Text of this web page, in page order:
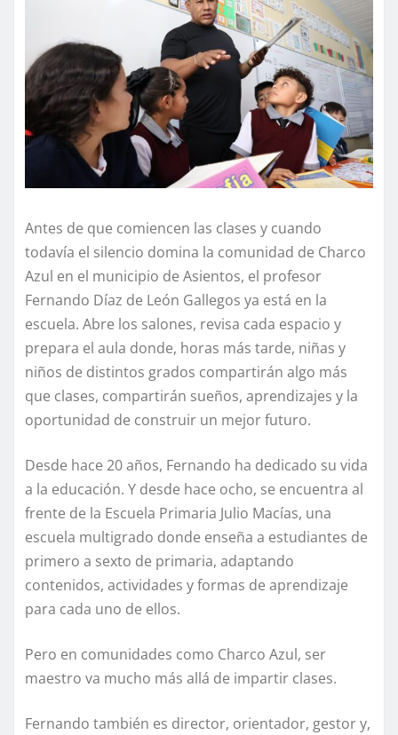
Antes de que comiencen las clases y cuando
todavía el silencio domina la comunidad de Charco
Azul en el municipio de Asientos, el profesor
Fernando Díaz de León Gallegos ya está en la
escuela. Abre los salones, revisa cada espacio y
prepara el aula donde, horas más tarde, niñas y
niños de distintos grados compartirán algo más
que clases, compartirán sueños, aprendizajes y la
oportunidad de construir un mejor futuro.
Desde hace 20 años, Fernando ha dedicado su vida
a la educación. Y desde hace ocho, se encuentra al
frente de la Escuela Primaria Julio Macías, una
escuela multigrado donde enseña a estudiantes de
primero a sexto de primaria, adaptando
contenidos, actividades y formas de aprendizaje
para cada uno de ellos.
Pero en comunidades como Charco Azul, ser
maestro va mucho más allá de impartir clases.
Fernando también es director, orientador, gestor y,